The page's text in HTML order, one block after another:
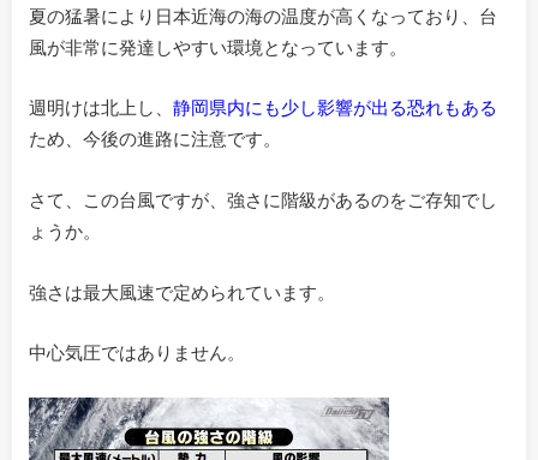
夏の猛暑により日本近海の海の温度が高くなっており、台
風が非常に発達しやすい環境となっています。
週明けは北上し、 静岡県内にも少し影響が出る恐れもある
ため、今後の進路に注意です。
さて、この台風ですが、強さに階級があるのをご存知でし
ょうか。
強さは最大風速で定められています。
中心気圧ではありません。